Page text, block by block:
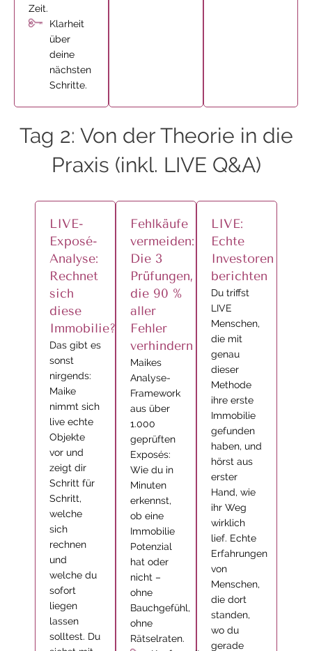
Zeit.
Klarheit
über
deine
nächsten
Schritte.
Tag 2: Von der Theorie in die
Praxis (inkl. LIVE Q&A)
LIVE-
Exposé-
Analyse:
Rechnet
sich
diese
Immobilie?
Das gibt es
sonst
nirgends:
Maike
nimmt sich
live echte
Objekte
vor und
zeigt dir
Schritt für
Schritt,
welche
sich
rechnen
und
welche du
sofort
liegen
lassen
solltest. Du
Fehlkäufe
vermeiden:
Die 3
Prüfungen,
die 90 %
aller
Fehler
verhindern
Maikes
Analyse-
Framework
aus über
1.000
geprüften
Exposés:
Wie du in
Minuten
erkennst,
ob eine
Immobilie
Potenzial
hat oder
nicht –
ohne
Bauchgefühl,
ohne
Rätselraten.
LIVE:
Echte
Investoren
berichten
Du triffst
LIVE
Menschen,
die mit
genau
dieser
Methode
ihre erste
Immobilie
gefunden
haben, und
hörst aus
erster
Hand, wie
ihr Weg
wirklich
lief. Echte
Erfahrungen
von
Menschen,
die dort
standen,
wo du
gerade